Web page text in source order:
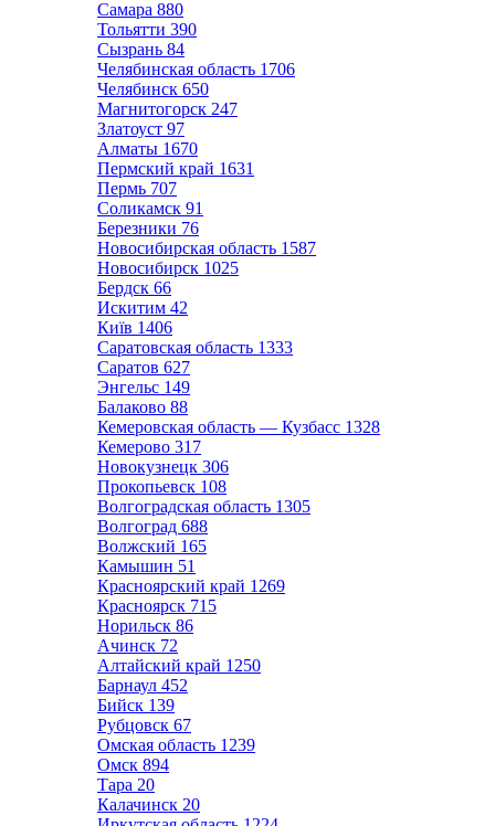
Самара 880
Тольятти 390
Сызрань 84
Челябинская область 1706
Челябинск 650
Магнитогорск 247
Златоуст 97
Алматы 1670
Пермский край 1631
Пермь 707
Соликамск 91
Березники 76
Новосибирская область 1587
Новосибирск 1025
Бердск 66
Искитим 42
Київ 1406
Саратовская область 1333
Саратов 627
Энгельс 149
Балаково 88
Кемеровская область — Кузбасс 1328
Кемерово 317
Новокузнецк 306
Прокопьевск 108
Волгоградская область 1305
Волгоград 688
Волжский 165
Камышин 51
Красноярский край 1269
Красноярск 715
Норильск 86
Ачинск 72
Алтайский край 1250
Барнаул 452
Бийск 139
Рубцовск 67
Омская область 1239
Омск 894
Тара 20
Калачинск 20